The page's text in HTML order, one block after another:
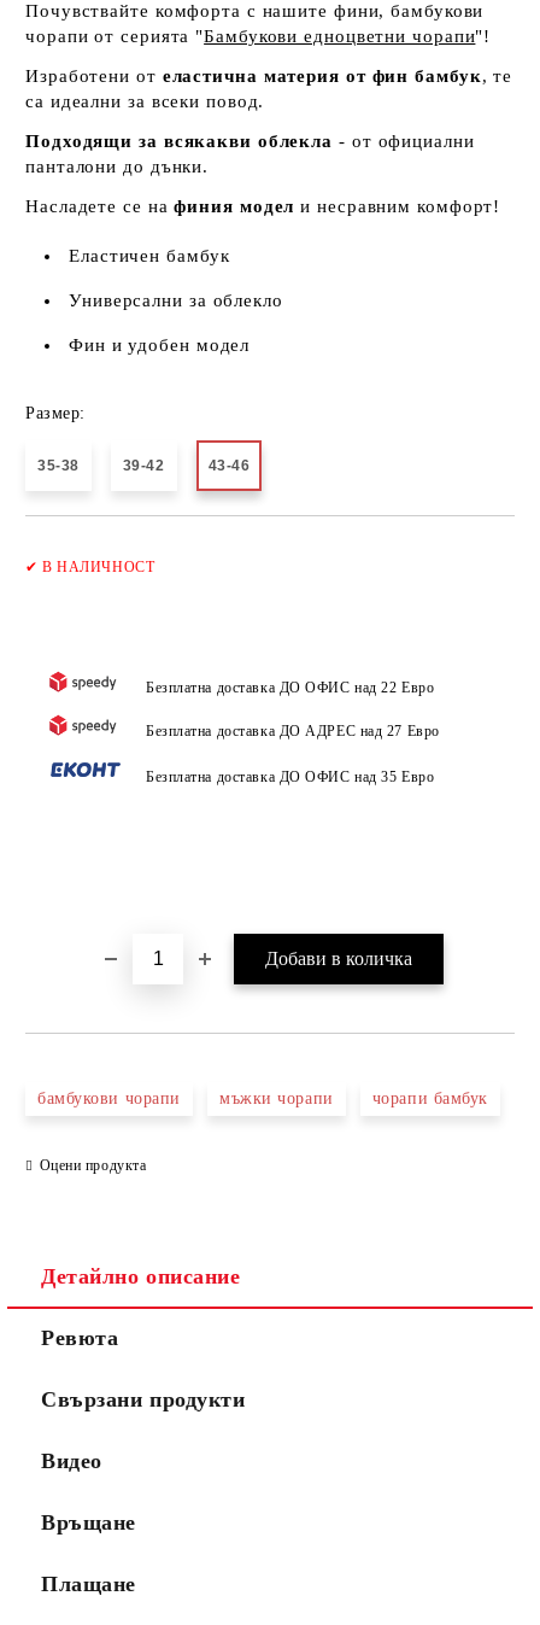
Почувствайте комфорта с нашите фини, бамбукови
чорапи от серията "Бамбукови едноцветни чорапи"!
Изработени от еластична материя от фин бамбук, те
са идеални за всеки повод.
Подходящи за всякакви облекла - от официални
панталони до дънки.
Насладете се нафиния модел и несравним комфорт!
Еластичен бамбук
Универсални за облекло
Фин и удобен модел
Размер:
35-38 39-42 43-46
✔В НАЛИЧНОСТ
Безплатна доставка ДО ОФИС над 22 Евро
Безплатна доставка ДО АДРЕС над 27 Евро
Безплатна доставка ДО ОФИС над 35 Евро
бамбукови чорапи мъжки чорапи чорапи бамбук
Оцени продукта
Детайлно описание
Ревюта
Свързани продукти
Видео
Връщане
Плащане